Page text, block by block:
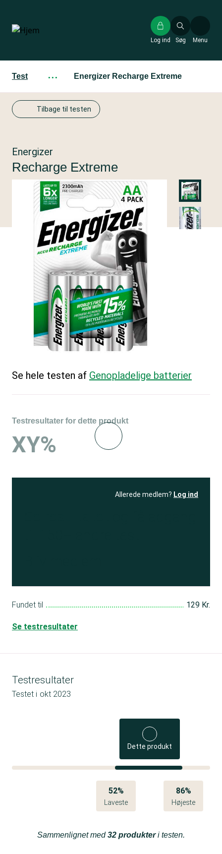
hovedindhold
Søg
Log ind Menu
Test ··· Energizer Recharge Extreme
Tilbage til testen
Energizer
Recharge Extreme
Se hele testen af Genopladelige batterier
Testresultater for dette produkt
XY%
Allerede medlem? Log ind
Fundet til 129 Kr.
Se testresultater
Testresultater
Testet i okt 2023
Dette produkt
52%
Laveste
86%
Højeste
Sammenlignet med32 produkteri testen.